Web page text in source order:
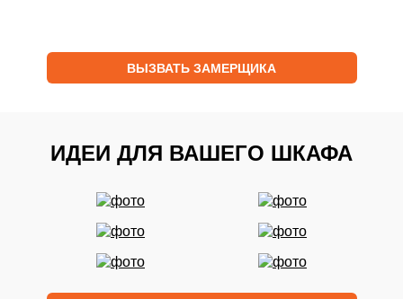
ВЫЗВАТЬ ЗАМЕРЩИКА
ИДЕИ ДЛЯ ВАШЕГО ШКАФА